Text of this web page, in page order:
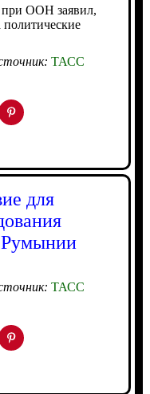
при ООН заявил,
политические
ТАСС
для
ТАСС